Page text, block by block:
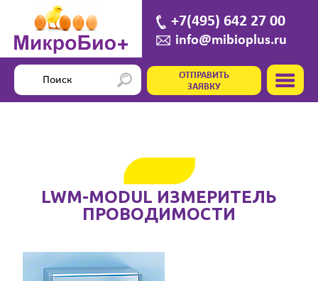
+7(495) 642 27 00
info@mibioplus.ru
ОТПРАВИТЬ
ЗАЯВКУ
LWM-MODUL ИЗМЕРИТЕЛЬ
ПРОВОДИМОСТИ